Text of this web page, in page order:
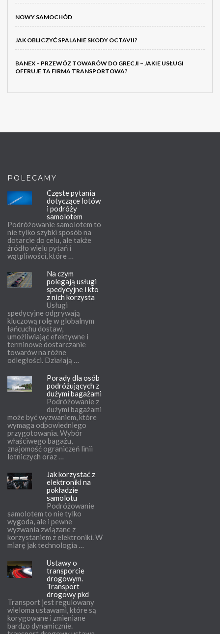
NOWY SAMOCHÓD
JAK OBLICZYĆ SPALANIE SKODY OCTAVII?
BANEX – PRZEWÓZ TOWARÓW DO GRECJI – JAKIE USŁUGI
OFERUJE TA FIRMA TRANSPORTOWA?
POLECAMY
Częste pytania
dotyczące lotów
i podróży
samolotem
Podróżowanie samolotem to
nie tylko szybki sposób na
dotarcie do celu, ale także
źródło wielu pytań i
wątpliwości, które …
Na czym
polegają usługi
spedycyjne i kto
z nich korzysta
Usługi
spedycyjne odgrywają
kluczową rolę w globalnym
łańcuchu dostaw,
umożliwiając efektywne i
terminowe dostarczanie
towarów na różne
odległości. Działają …
Porady dla osób
podróżujących z
dużymi bagażami
Podróżowanie z
dużymi bagażami
może być wyzwaniem, które
wymaga odpowiedniego
przygotowania. Wybór
właściwego bagażu,
znajomość ograniczeń linii
lotniczych oraz …
Jak korzystać z
elektroniki na
pokładzie
samolotu
Podróżowanie
samolotem to nie tylko
wygoda, ale i pewne
wyzwania związane z
korzystaniem z elektroniki. W
miarę jak technologia …
Ustawy o
transporcie
drogowym.
Transport
drogowy pkd
Transport jest regulowany
wieloma ustawami, które są
korygowane i zmieniane
bardzo dynamicznie.